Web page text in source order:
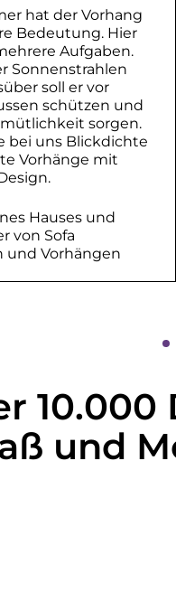
hat der Vorhang
Bedeutung. Hier
Aufgaben.
Sonnenstrahlen
soll er vor
schützen und
sorgen.
bei uns Blickdichte
Vorhänge mit
und